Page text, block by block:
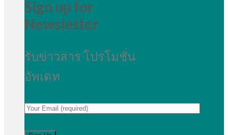
Sign up for
Newsletter
รับข่าวสาร โปรโมชั่น
อัพเดท